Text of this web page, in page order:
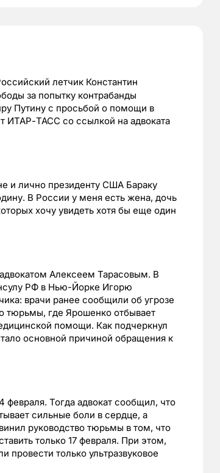
летчик Константин
за попытку контрабанды
Путину с просьбой о помощи в
ИТАР-ТАСС со ссылкой на адвоката
и лично президенту США Бараку
В России у меня есть жена, дочь
хочу увидеть хотя бы еще один
Алексеем Тарасовым. В
РФ в Нью-Йорке Игорю
врачи ранее сообщили об угрозе
тюрьмы, где Ярошенко отбывает
помощи. Как подчеркнул
основной причиной обращения к
Тогда адвокат сообщил, что
сильные боли в сердце, а
руководство тюрьмы в том, что
только 17 февраля. При этом,
только ультразвуковое